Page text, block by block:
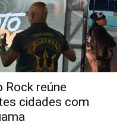
Rock reúne
cidades com